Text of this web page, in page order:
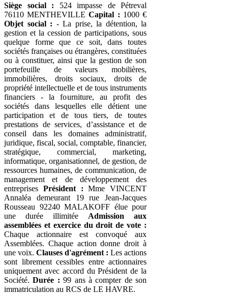
Siège social : 524 impasse de Pétreval
76110 MENTHEVILLECapital : 1000 €
Objet social : - La prise, la détention, la
gestion et la cession de participations, sous
quelque forme que ce soit, dans toutes
sociétés françaises ou étrangères, constituées
ou à constituer, ainsi que la gestion de son
portefeuille de valeurs mobilières,
immobilières, droits sociaux, droits de
propriété intellectuelle et de tous instruments
financiers - la fourniture, au profit des
sociétés dans lesquelles elle détient une
participation et de tous tiers, de toutes
prestations de services, d’assistance et de
conseil dans les domaines administratif,
juridique, fiscal, social, comptable, financier,
stratégique, commercial, marketing,
informatique, organisationnel, de gestion, de
ressources humaines, de communication, de
management et de développement des
entreprises Président : Mme VINCENT
Annaléa demeurant 19 rue Jean-Jacques
Rousseau 92240 MALAKOFF élue pour
une durée illimitée Admission aux
assemblées et exercice du droit de vote :
Chaque actionnaire est convoqué aux
Assemblées. Chaque action donne droit à
une voix. Clauses d'agrément : Les actions
sont librement cessibles entre actionnaires
uniquement avec accord du Président de la
Société.Durée : 99 ans à compter de son
immatriculation au RCS de LE HAVRE.